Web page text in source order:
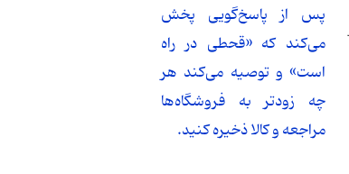
پس از پاسخ‌گویی پخش
می‌کند که «قحطی در راه
است» و توصیه می‌کند هر
چه زودتر به فروشگاه‌ها
مراجعه و کالا ذخیره کنید.